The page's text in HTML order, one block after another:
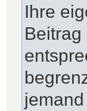
Ihre
Beitrag